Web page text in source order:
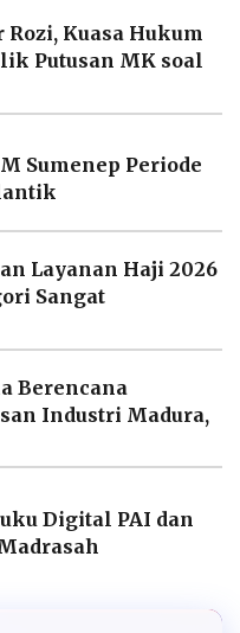
Kuasa Hukum
Putusan MK soal
Sumenep Periode
Layanan Haji 2026
Sangat
Berencana
Industri Madura,
Digital PAI dan